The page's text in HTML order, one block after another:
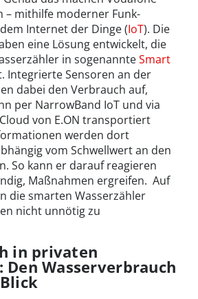
– mithilfe moderner Funk-
Internet der Dinge (IoT). Die
eine Lösung entwickelt, die
in sogenannteSmart
Integrierte Sensoren an der
dabei den Verbrauch auf,
per NarrowBand IoT und via
von E.ON transportiert
werden dort
vom Schwellwert an den
So kann er darauf reagieren
Maßnahmen ergreifen. Auf
die smarten Wasserzähler
nicht unnötig zu
in privaten
Den Wasserverbrauch